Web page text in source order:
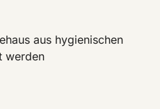
aus hygienischen
werden